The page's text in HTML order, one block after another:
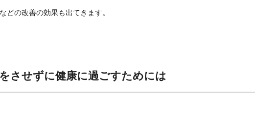
どの改善の効果も出てきます。
させずに健康に過ごすためには